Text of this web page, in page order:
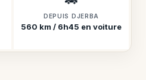
DEPUIS DJERBA
560 km / 6h45 en voiture